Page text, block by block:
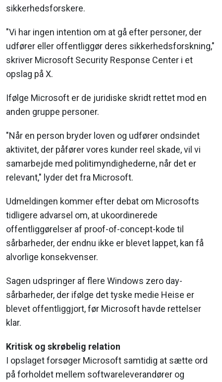
sikkerhedsforskere.
"Vi har ingen intention om at gå efter personer, der
udfører eller offentliggør deres sikkerhedsforskning,"
skriver Microsoft Security Response Center i et
opslag på X.
Ifølge Microsoft er de juridiske skridt rettet mod en
anden gruppe personer.
"Når en person bryder loven og udfører ondsindet
aktivitet, der påfører vores kunder reel skade, vil vi
samarbejde med politimyndighederne, når det er
relevant," lyder det fra Microsoft.
Udmeldingen kommer efter debat om Microsofts
tidligere advarsel om, at ukoordinerede
offentliggørelser af proof-of-concept-kode til
sårbarheder, der endnu ikke er blevet lappet, kan få
alvorlige konsekvenser.
Sagen udspringer af flere Windows zero day-
sårbarheder, der ifølge det tyske medie Heise er
blevet offentliggjort, før Microsoft havde rettelser
klar.
Kritisk og skrøbelig relation
I opslaget forsøger Microsoft samtidig at sætte ord
på forholdet mellem softwareleverandører og